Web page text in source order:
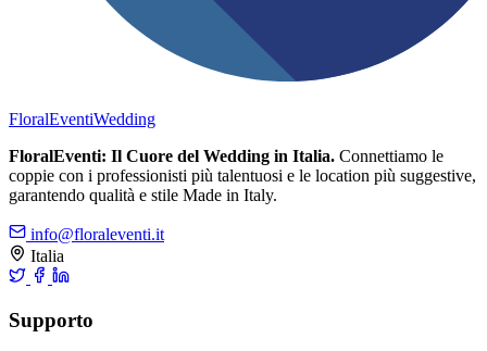
FloralEventiWedding
FloralEventi: Il Cuore del Wedding in Italia. Connettiamo le
coppie con i professionisti più talentuosi e le location più suggestive,
garantendo qualità e stile Made in Italy.
info@floraleventi.it
Italia
Supporto